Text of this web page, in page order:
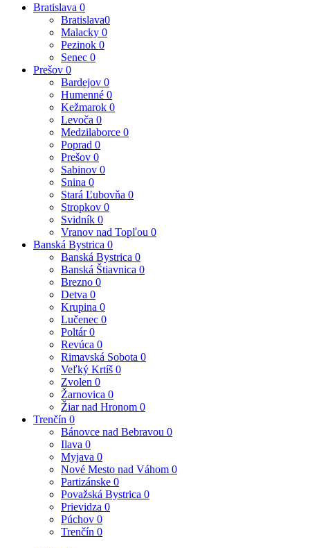
Bratislava 0
Bratislava0
Malacky 0
Pezinok 0
Senec 0
Prešov 0
Bardejov 0
Humenné 0
Kežmarok 0
Levoča 0
Medzilaborce 0
Poprad 0
Prešov 0
Sabinov 0
Snina 0
Stará Ľubovňa 0
Stropkov 0
Svidník 0
Vranov nad Topľou 0
Banská Bystrica 0
Banská Bystrica 0
Banská Štiavnica 0
Brezno 0
Detva 0
Krupina 0
Lučenec 0
Poltár0
Revúca 0
Rimavská Sobota 0
Veľký Krtíš 0
Zvolen 0
Žarnovica 0
Žiar nad Hronom 0
Trenčín 0
Bánovce nad Bebravou 0
Ilava 0
Myjava 0
Nové Mesto nad Váhom 0
Partizánske 0
Považská Bystrica 0
Prievidza 0
Púchov 0
Trenčín 0